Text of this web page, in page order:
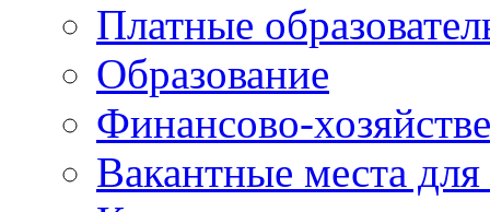
Платные
Образование
Финансово-
Вакантные места